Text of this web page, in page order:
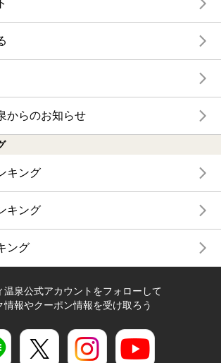
からのお知らせ
キング
キング
ング
温泉公式アカウントをフォローして
情報やクーポン情報を受け取ろう